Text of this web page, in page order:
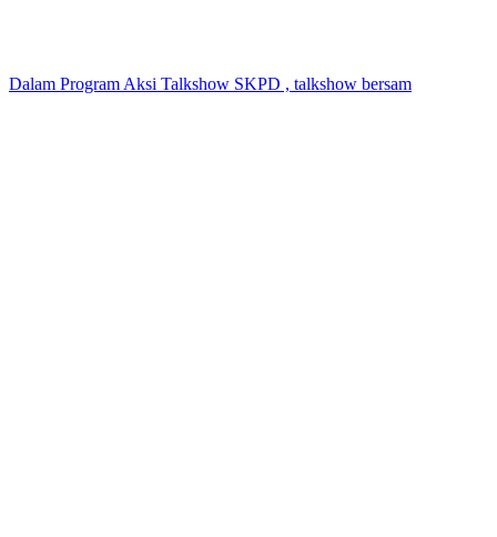
Dalam Program Aksi Talkshow SKPD , talkshow bersam